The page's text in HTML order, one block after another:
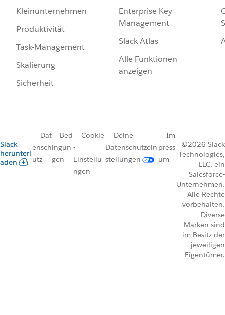
Kleinunternehmen
Produktivität
Task-Management
Skalierung
Sicherheit
Enterprise Key
Management
Slack Atlas
Alle Funktionen
anzeigen
Slack
herunterl
aden
Dat
ensch
utz
Bed
ingun
gen
Cookie
-
Einstellu
ngen
Deine
Datenschutzein
stellungen
Im
press
um
©2026 Slack
Technologies,
LLC, ein
Salesforce-
Unternehmen.
Alle Rechte
vorbehalten.
Diverse
Marken sind
im Besitz der
jeweiligen
Eigentümer.